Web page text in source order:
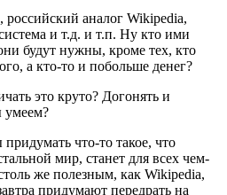
аналог Wikipedia,
и т.д. и т.п. Ну кто ими
будут нужны, кроме тех, кто
а кто-то и побольше денег?
это круто? Догонять и
умеем?
что-то такое, что
мир, станет для всех чем-
же полезным, как Wikipedia,
придумают передрать на